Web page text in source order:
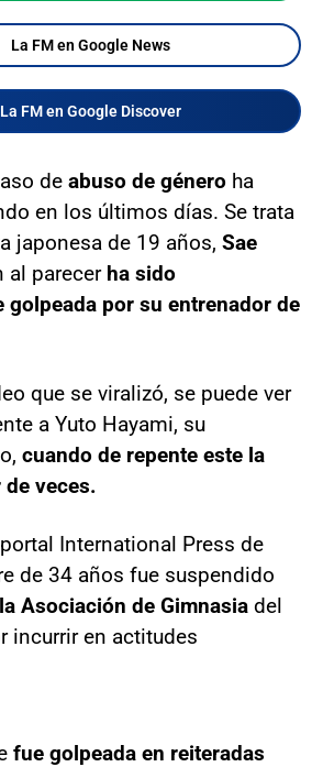
La FM en Google News
La FM en Google Discover
de abuso de género ha
en los últimos días. Se trata
japonesa de 19 años, Sae
al parecer ha sido
golpeada por su entrenador de
que se viralizó, se puede ver
a Yuto Hayami, su
cuando de repente este la
veces.
International Press de
de 34 años fue suspendido
la Asociación de Gimnasia del
incurrir en actitudes
fue golpeada en reiteradas